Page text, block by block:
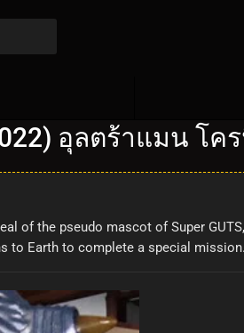
อุลตร้าแมน โค
of the pseudo mascot of Super
to Earth to complete a special